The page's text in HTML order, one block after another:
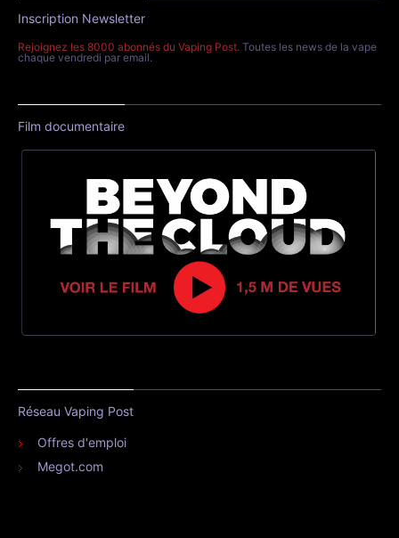
Inscription Newsletter
Rejoignez les 8000 abonnés du Vaping Post. Toutes les news de la vape
chaque vendredi par email.
Film documentaire
Réseau Vaping Post
Offres d'emploi
Megot.com